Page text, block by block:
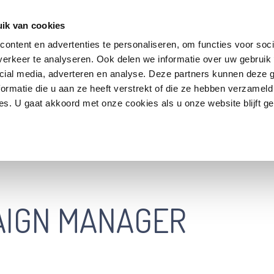
van cookies
en advertenties te personaliseren, om functies voor
te analyseren. Ook delen we informatie over uw
media, adverteren en analyse. Deze partners kunnen deze
die u aan ze heeft verstrekt of die ze hebben
U gaat akkoord met onze cookies als u onze website blijft
. Translation loading for the
be loaded at theinitaction or later. Please seeDebugging
includes/functions.php on line6121
in US_Widget_Contact is sinds versie 4.3.0 verouderd
on line 6121
HOME
MANAGER